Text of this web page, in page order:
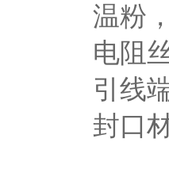
温粉
电阻
引线
封口